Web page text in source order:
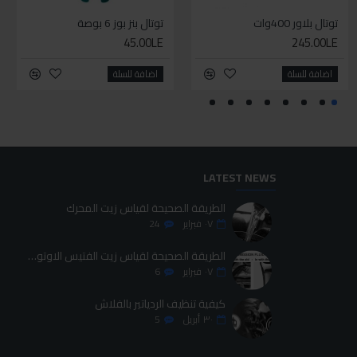
سيليكون متعدد الاستخدام
70.00LE
اضافة للسلة
700.00LE
اضافة للسلة
توتال بلاور 400وات
245.00LE
اضافة للسلة
توتال بنز بوز 6 بوصة
45.00LE
اضافة للسلة
LATEST NEWS
الطريقة الصحيحة لقياس زيت المحرك
٠٧ فبراير 24
الطريقة الصحيحة لقياس زيت الفتيس الاوتوماتيك
٠٧ فبراير 6
كيفية تنظيف الردياتير بالفلاش
٣٠ أبريل 5